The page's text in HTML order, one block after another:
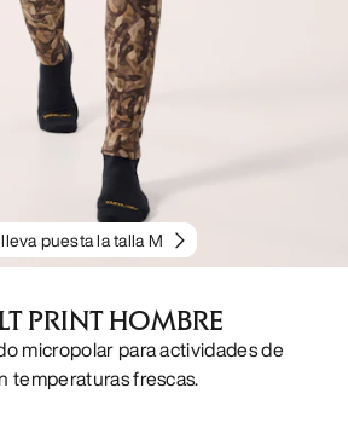
puesta la talla M
PRINT HOMBRE
micropolar para actividades de
temperaturas frescas.